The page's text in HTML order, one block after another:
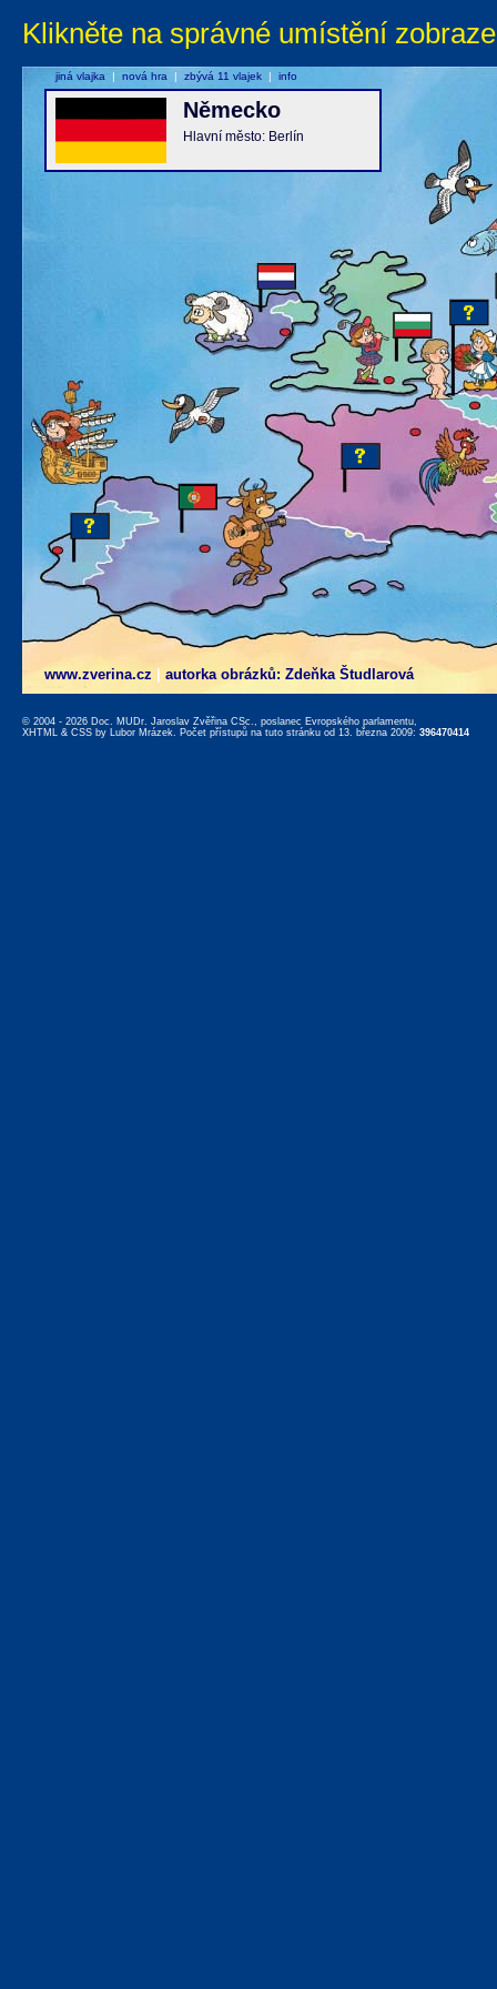
Klikněte na správné umístění
www.zverina.cz autorka obrázků: Zdeňka Študlarová
Německo
Hlavní město: Berlín
jiná vlajka | nová hra | zbývá 11 vlajek | info
© 2004 - 2026 Doc. MUDr. Jaroslav Zvěřina CSc., poslanec Evropského parlamentu,
XHTML & CSS by Lubor Mrázek. Počet přístupů na tuto stránku od 13. března 2009: 396470414